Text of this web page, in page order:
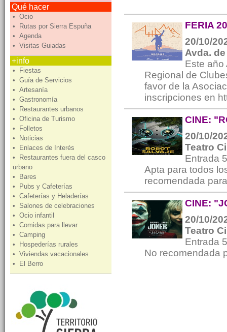
Qué hacer
• Ocio
• Rutas por Sierra Espuña
• Agenda
• Visitas Guiadas
+info
• Fiestas
• Guía de Servicios
• Artesanía
• Gastronomía
• Restaurantes urbanos
• Oficina de Turismo
• Folletos
• Noticias
• Enlaces de Interés
• Restaurantes fuera del casco
urbano
• Bares
• Pubs y Cafeterías
• Cafeterías y Heladerías
• Salones de celebraciones
• Ocio infantil
• Comidas para llevar
• Camping
• Hospederías rurales
• Viviendas vacacionales
• El Berro
FERIA
20/10/
Avda.
Este año
Regional de
favor de la
inscripciones en
CINE:
20/10/
Teatro
Entrada
Apta para todos
recomendada
CINE:
20/10/
Teatro
Entrada
No recomendada